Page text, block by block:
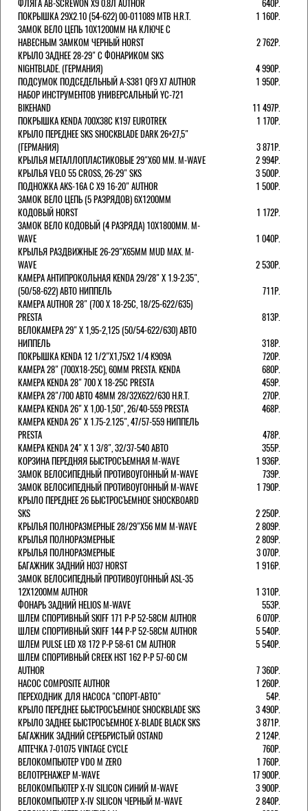
ФЛЯГА AB-SCREWON X9 0.8Л AUTHOR
640Р.
ПОКРЫШКА 29X2.10 (54-622) 00-011089 MTB H.R.T.
1 160Р.
ЗАМОК ВЕЛО ЦЕПЬ 10Х1200ММ НА КЛЮЧЕ С
НАВЕСНЫМ ЗАМКОМ ЧЕРНЫЙ HORST
2 762Р.
КРЫЛО ЗАДНЕЕ 28-29" С ФОНАРИКОМ SKS
NIGHTBLADE. (ГЕРМАНИЯ)
4 990Р.
ПОДСУМОК ПОДСЕДЕЛЬНЫЙ A-S381 QF9 X7 AUTHOR
1 950Р.
НАБОР ИНСТРУМЕНТОВ УНИВЕРСАЛЬНЫЙ YC-721
BIKEHAND
11 497Р.
ПОКРЫШКА KENDA 700Х38С K197 EUROTREK
1 170Р.
КРЫЛО ПЕРЕДНЕЕ SKS SHOCKBLADE DARK 26+27,5"
(ГЕРМАНИЯ)
3 871Р.
КРЫЛЬЯ МЕТАЛЛОПЛАСТИКОВЫЕ 29"Х60 ММ. M-WAVE
2 994Р.
КРЫЛЬЯ VELO 55 CROSS, 26-29" SKS
3 500Р.
ПОДНОЖКА AKS-16A C X9 16-20" AUTHOR
1 500Р.
ЗАМОК ВЕЛО ЦЕПЬ (5 РАЗРЯДОВ) 6Х1200ММ
КОДОВЫЙ HORST
1 172Р.
ЗАМОК ВЕЛО КОДОВЫЙ (4 РАЗРЯДА) 10Х1800ММ. M-
WAVE
1 040Р.
КРЫЛЬЯ РАЗДВИЖНЫЕ 26-29"Х65ММ MUD MAX. M-
WAVE
2 530Р.
КАМЕРА АНТИПРОКОЛЬНАЯ KENDA 29/28" Х 1.9-2.35",
(50/58-622) АВТО НИППЕЛЬ
711Р.
КАМЕРА AUTHOR 28" (700 Х 18-25С, 18/25-622/635)
PRESTA
813Р.
ВЕЛОКАМЕРА 29" X 1,95-2,125 (50/54-622/630) АВТО
НИППЕЛЬ
318Р.
ПОКРЫШКА KENDA 12 1/2"Х1,75X2 1/4 K909A
720Р.
КАМЕРА 28" (700Х18-25С), 60ММ PRESTA. KENDA
680Р.
КАМЕРА KENDA 28" 700 Х 18-25С PRESTA
459Р.
КАМЕРА 28"/700 АВТО 48ММ 28/32Х622/630 H.R.T.
270Р.
КАМЕРА KENDA 26" Х 1,00-1,50", 26/40-559 PRESTA
468Р.
КАМЕРА KENDA 26" Х 1.75-2.125", 47/57-559 НИППЕЛЬ
PRESTA
478Р.
КАМЕРА KENDA 24" Х 1 3/8", 32/37-540 АВТО
355Р.
КОРЗИНА ПЕРЕДНЯЯ БЫСТРОСЪЕМНАЯ M-WAVE
1 936Р.
ЗАМОК ВЕЛОСИПЕДНЫЙ ПРОТИВОУГОННЫЙ M-WAVE
739Р.
ЗАМОК ВЕЛОСИПЕДНЫЙ ПРОТИВОУГОННЫЙ M-WAVE
1 790Р.
КРЫЛО ПЕРЕДНЕЕ 26 БЫСТРОСЪЕМНОЕ SHOCKBOARD
SKS
2 250Р.
КРЫЛЬЯ ПОЛНОРАЗМЕРНЫЕ 28/29"Х56 ММ M-WAVE
2 809Р.
КРЫЛЬЯ ПОЛНОРАЗМЕРНЫЕ
2 809Р.
КРЫЛЬЯ ПОЛНОРАЗМЕРНЫЕ
3 070Р.
БАГАЖНИК ЗАДНИЙ H037 HORST
1 916Р.
ЗАМОК ВЕЛОСИПЕДНЫЙ ПРОТИВОУГОННЫЙ ASL-35
12Х1200ММ AUTHOR
1 310Р.
ФОНАРЬ ЗАДНИЙ HELIOS M-WAVE
553Р.
ШЛЕМ СПОРТИВНЫЙ SKIFF 171 Р-Р 52-58СМ AUTHOR
6 070Р.
ШЛЕМ СПОРТИВНЫЙ SKIFF 144 Р-Р 52-58СМ AUTHOR
5 540Р.
ШЛЕМ PULSE LED X8 172 Р-Р 58-61 СМ AUTHOR
5 540Р.
ШЛЕМ СПОРТИВНЫЙ CREEK HST 162 Р-Р 57-60 СМ
AUTHOR
7 360Р.
НАСОС COMPOSITE AUTHOR
1 260Р.
ПЕРЕХОДНИК ДЛЯ НАСОСА "СПОРТ-АВТО"
54Р.
КРЫЛО ПЕРЕДНЕЕ БЫСТРОСЪЕМНОЕ SHOCKBLADE SKS
3 490Р.
КРЫЛО ЗАДНЕЕ БЫСТРОСЪЕМНОЕ X-BLADE BLACK SKS
3 871Р.
БАГАЖНИК ЗАДНИЙ СЕРЕБРИСТЫЙ OSTAND
2 124Р.
АПТЕЧКА 7-01075 VINTAGE CYCLE
760Р.
ВЕЛОКОМПЬЮТЕР VDO M ZERO
1 760Р.
ВЕЛОТРЕНАЖЕР M-WAVE
17 900Р.
ВЕЛОКОМПЬЮТЕР X-IV SILICON СИНИЙ M-WAVE
3 900Р.
ВЕЛОКОМПЬЮТЕР X-IV SILICON ЧЕРНЫЙ M-WAVE
2 840Р.